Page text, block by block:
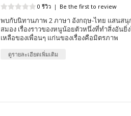
0 รีวิว | Be the first to review
พบกับนิทานภาพ 2 ภาษา อังกฤษ-ไทย แสนส
สมอง เรื่องราวของหนูน้อยตัวหนึ่งที่ทำสิ่งอัน
เหลือของเพื่อนๆ แก่นของเรื่องคือมิตรภาพ
ดูรายละเอียดเพิ่มเติม